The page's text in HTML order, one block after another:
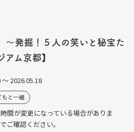
発掘！５人の笑いと秘宝た
ム京都】
2026.05.18
もと一緒
間が変更になっている場合がありま
ご確認ください。